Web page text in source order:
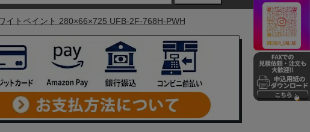
イトペイント 280×66×725 UFB-2F-768H-PWH